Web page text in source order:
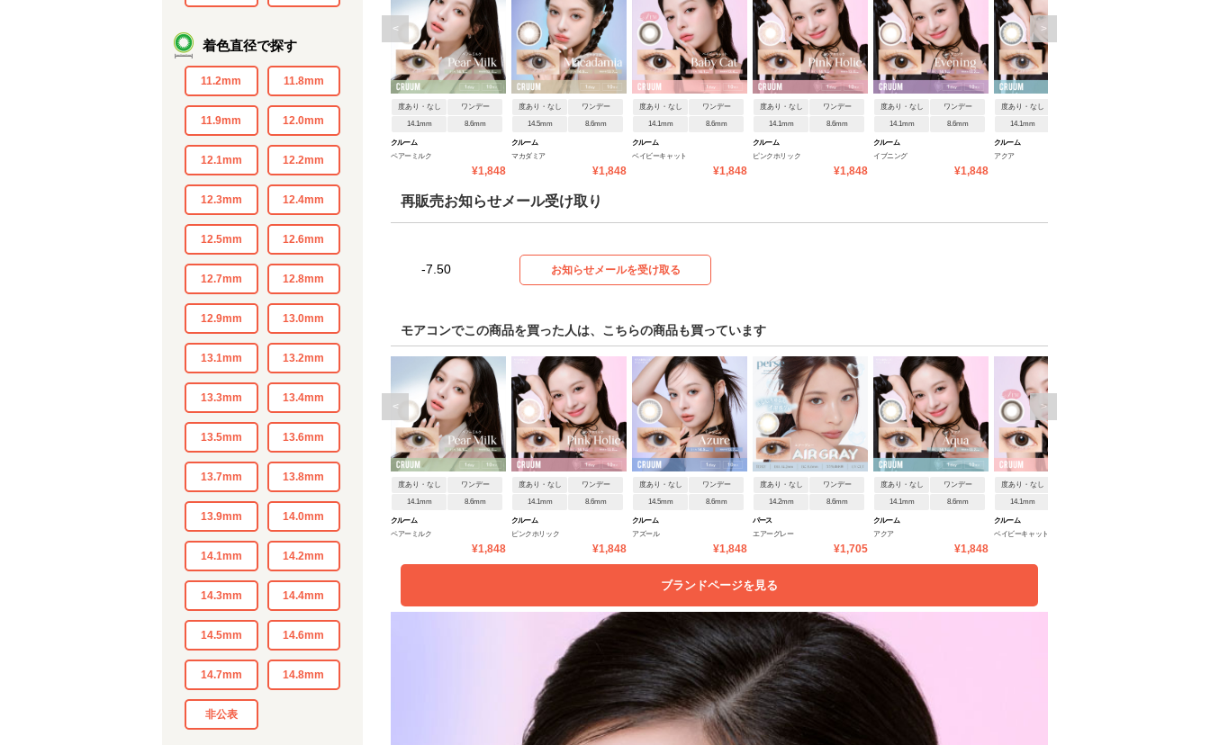
着色直径で探す
11.2mm 11.8mm
11.9mm 12.0mm
12.1mm 12.2mm
12.3mm 12.4mm
12.5mm 12.6mm
12.7mm 12.8mm
12.9mm 13.0mm
13.1mm 13.2mm
13.3mm 13.4mm
13.5mm 13.6mm
13.7mm 13.8mm
13.9mm 14.0mm
14.1mm 14.2mm
14.3mm 14.4mm
14.5mm 14.6mm
14.7mm 14.8mm
非公表
度あり・なし ワンデー
14.1mm 8.6mm
クルーム
ペアーミルク
¥1,848
度あり・なし ワンデー
14.5mm 8.6mm
クルーム
マカダミア
¥1,848
度あり・なし ワンデー
14.1mm 8.6mm
クルーム
ベイビーキャット
¥1,848
度あり・なし ワンデー
14.1mm 8.6mm
クルーム
ピンクホリック
¥1,848
度あり・なし ワンデー
14.1mm 8.6mm
クルーム
イブニング
¥1,848
度あり・なし
14.1mm
クルーム
アクア
< >
再販売お知らせメール受け取り
-7.50 お知らせメールを受け取る
モアコンでこの商品を買った人は、こちらの商品も買っています
度あり・なし ワンデー
14.1mm 8.6mm
クルーム
ペアーミルク
¥1,848
度あり・なし ワンデー
14.1mm 8.6mm
クルーム
ピンクホリック
¥1,848
度あり・なし ワンデー
14.5mm 8.6mm
クルーム
アズール
¥1,848
度あり・なし ワンデー
14.2mm 8.6mm
パース
エアーグレー
¥1,705
度あり・なし ワンデー
14.1mm 8.6mm
クルーム
アクア
¥1,848
度あり・なし
14.1mm
クルーム
ベイビーキャット
< >
ブランドページを見る